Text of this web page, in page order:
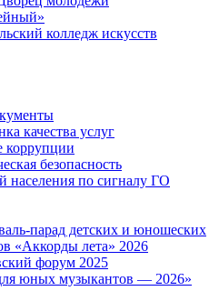
колледж искусств
качества услуг
коррупции
безопасность
населения по сигналу ГО
парад детских и юношеских
«Аккорды лета» 2026
форум 2025
юных музыкантов — 2026»